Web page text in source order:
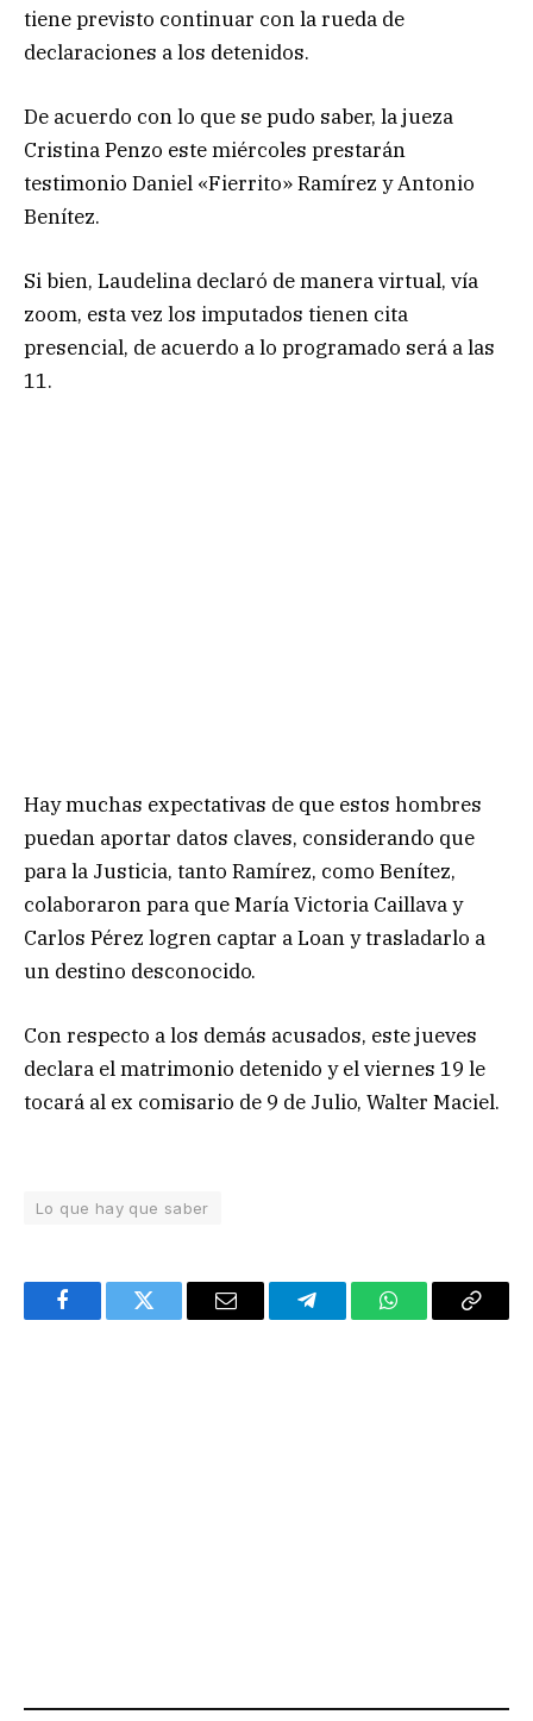
tiene previsto continuar con la rueda de
declaraciones a los detenidos.
De acuerdo con lo que se pudo saber, la jueza
Cristina Penzo este miércoles prestarán
testimonio Daniel «Fierrito» Ramírez y Antonio
Benítez.
Si bien, Laudelina declaró de manera virtual, vía
zoom, esta vez los imputados tienen cita
presencial, de acuerdo a lo programado será a las
11.
Hay muchas expectativas de que estos hombres
puedan aportar datos claves, considerando que
para la Justicia, tanto Ramírez, como Benítez,
colaboraron para que María Victoria Caillava y
Carlos Pérez logren captar a Loan y trasladarlo a
un destino desconocido.
Con respecto a los demás acusados, este jueves
declara el matrimonio detenido y el viernes 19 le
tocará al ex comisario de 9 de Julio, Walter Maciel.
Lo que hay que saber
FacebookTwitter Email TelegramWhatsAppCopy